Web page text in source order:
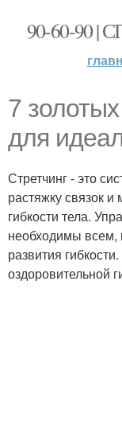
90-60-90
7
для
Стретчинг - это
растяжку связок
гибкости тела.
необходимы всем,
развития
оздоровительной